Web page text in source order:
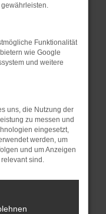
Werbeblocker,
Seiten
privaten
beheben.
und dein
Stand
Funktionalität
wie Google
und weitere
uns, die Nutzung der
zu messen und
eingesetzt,
werden, um
und um Anzeigen
sind.